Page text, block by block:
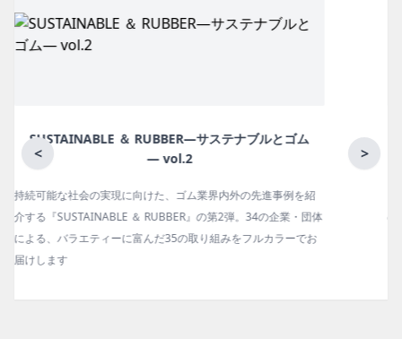
< >
体
月刊ラバーインダストリー／単品
ゴム報知新聞の姉妹誌。ゴム・エラストマー製品・市場分野別
の動向、新製品・技術、原材料動向、設備・機械の紹介、イン
タビュー、海外企業情報、統計などをコンパクトに掲載してい